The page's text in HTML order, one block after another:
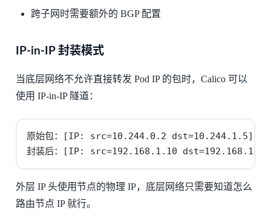
跨子网时需要额外的 BGP 配置
IP-in-IP 封装模式
当底层网络不允许直接转发 Pod IP 的包时，Calico 可以
使用 IP-in-IP 隧道：
原始包：[IP: src=10.244.0.2 dst=10.244.1.5]
封装后：[IP: src=192.168.1.10
外层 IP 头使用节点的物理 IP，底层网络只需要知道怎么
路由节点 IP 就行。